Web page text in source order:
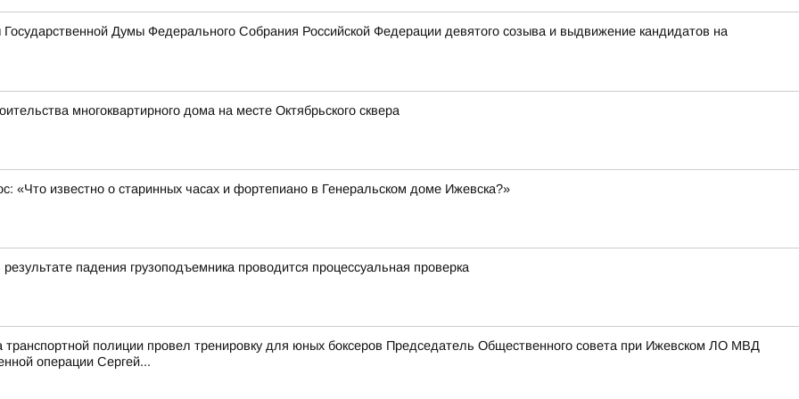
Думы Федерального Собрания Российской Федерации девятого созыва и выдвижение кандидатов на
многоквартирного дома на месте Октябрьского сквера
«Что известно о старинных часах и фортепиано в Генеральском доме Ижевска?»
падения грузоподъемника проводится процессуальная проверка
транспортной полиции провел тренировку для юных боксеров Председатель Общественного совета при Ижевском ЛО МВД
операции Сергей...